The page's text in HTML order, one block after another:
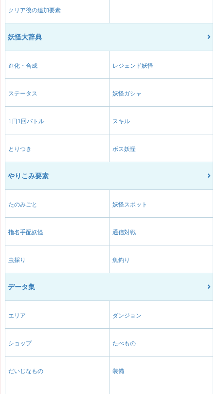
クリア後の追加要素
妖怪大辞典
進化・合成 レジェンド妖怪
ステータス 妖怪ガシャ
1日1回バトル スキル
とりつき ボス妖怪
やりこみ要素
たのみごと 妖怪スポット
指名手配妖怪 通信対戦
虫採り 魚釣り
データ集
エリア ダンジョン
ショップ たべもの
だいじなもの 装備